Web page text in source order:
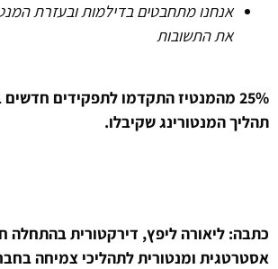
אנחנו מתחבטים בדילמות ובעזרת
את התשובות
25% מהמנטיז התקדמו לתפקידים
תהליך המנטורינג שקיבלו.
כתבה: ליאורה ליפץ, דירקטורית בהתחלה
אסטרטגית ומנטורית לתהליכי צמיחה